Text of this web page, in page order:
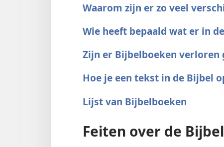
Waarom zijn er zo veel
Wie heeft bepaald wat er in
Zijn er Bijbelboeken verloren
Hoe je een tekst in de Bijbel
Lijst van Bijbelboeken
Feiten over de Bijbel